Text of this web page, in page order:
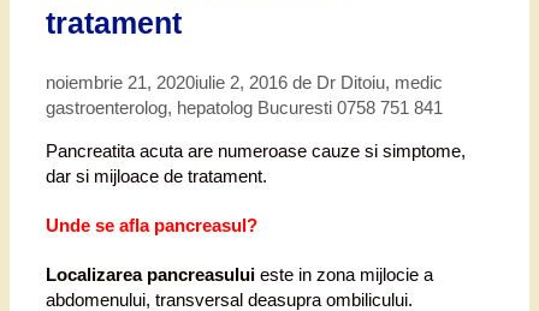
tratament
noiembrie 21, 2020iulie 2, 2016 de Dr Ditoiu, medic
gastroenterolog, hepatolog Bucuresti 0758 751 841
Pancreatita acuta are numeroase cauze si simptome,
dar si mijloace de tratament.
Unde se afla pancreasul?
Localizarea pancreasului este in zona mijlocie a
abdomenului, transversal deasupra ombilicului.